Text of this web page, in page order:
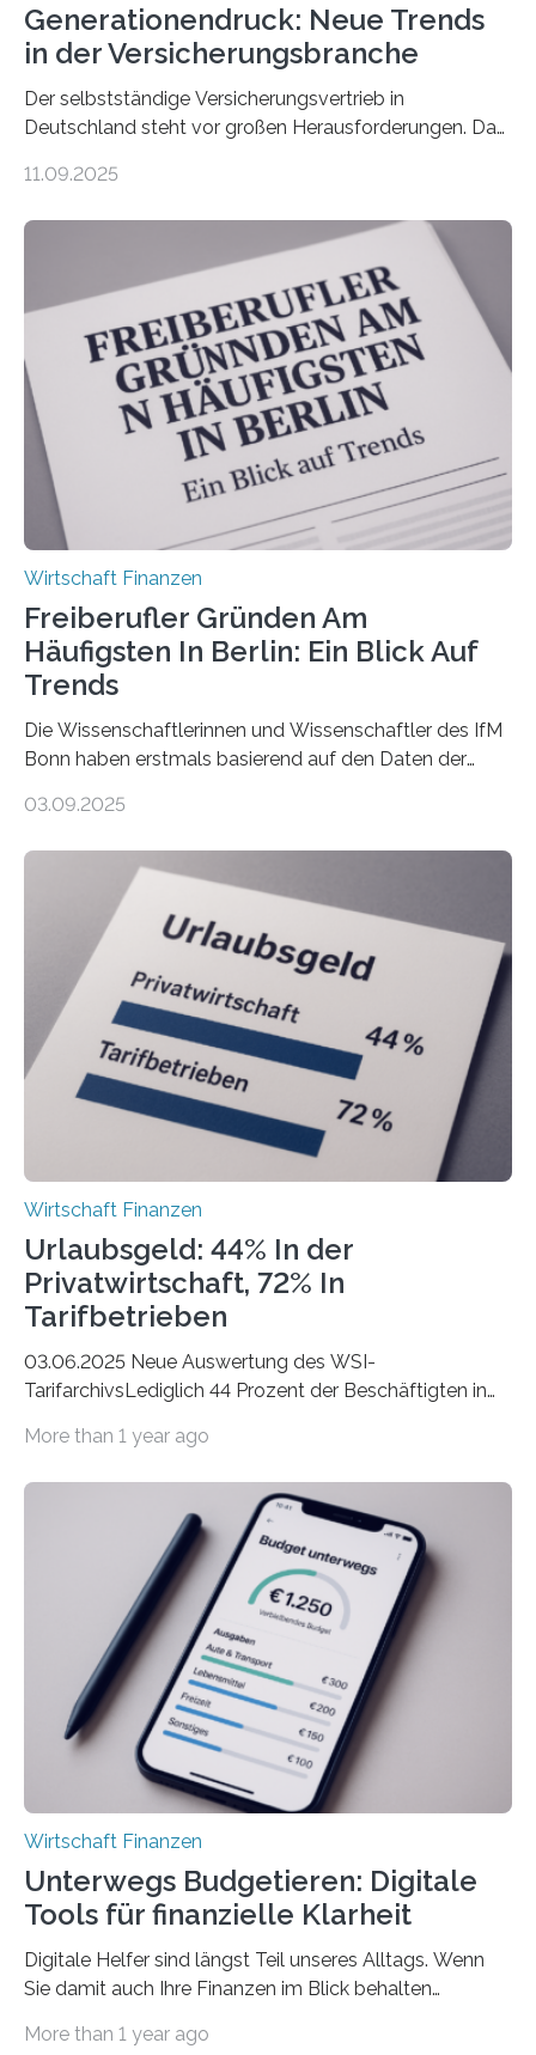
Generationendruck: Neue Trends
in der Versicherungsbranche
Der selbstständige Versicherungsvertrieb in
Deutschland steht vor großen Herausforderungen. Das
Dr. Matthias Beenken und Prof. Dr. Lukas Linnenbrink
Bundesverbands Deutscher Versicherungskaufleute e.V.
durchgeführt haben. Die Studie basiert auf den
Antworten von 1.440 selbstständigen
Versicherungsvertreter*innen und -makler*innen. Ein
Ergebnis: Deutlich mehr als die Hälfte der Befragten ist
über 50 Jahre alt und wird in den nächsten Jahren eine
Nachfolgeregelung benötigen. Aber nur ein Drittel hat
bereits Regelungen…
11.09.2025
Wirtschaft Finanzen
Freiberufler Gründen Am
Häufigsten In Berlin: Ein Blick Auf
Trends
Die Wissenschaftlerinnen und Wissenschaftler des IfM
Bonn haben erstmals basierend auf den Daten der
Landkreise mit den meisten Gründungen von
ist demnach Berlin. Betrachtet man nur die Gründungen
der Freiberuflerinnen, so liegt Leipzig an der Spitze. In
Berlin starteten in 2024 die meisten Personen in eine
eigene freiberufliche Existenz, dahinter folgten die
Städte Hamburg, München und Köln. Betrachtet man
hingegen die Existenzgründungsintensität – die Anzahl
der freiberuflichen Gründungen je…
03.09.2025
Wirtschaft Finanzen
Urlaubsgeld: 44% In der
Privatwirtschaft, 72% In
Tarifbetrieben
03.06.2025 Neue Auswertung des WSI-
TarifarchivsLediglich 44 Prozent der Beschäftigten in
tarifgebundenen Betrieben ist der Anteil mit 72 Prozent
Unterkünfte fast überall deutlich teurer geworden. Für
viele Beschäftigte ist deshalb das zumeist im Juni oder
Juli ausgezahlte Urlaubsgeld ein wichtiger Faktor, um
sich den wohlverdienten Jahresurlaub leisten zu
können. Allerdings erhält mit 44 Prozent noch nicht
einmal die Hälfte aller Beschäftigten in der
Privatwirtschaft Urlaubsgeld. Zu diesem…
More than 1 year ago
Wirtschaft Finanzen
Unterwegs Budgetieren: Digitale
Tools für finanzielle Klarheit
Digitale Helfer sind längst Teil unseres Alltags. Wenn
Sie damit auch Ihre Finanzen im Blick behalten
die genau das ermöglichen: Sie helfen Ihnen, Ausgaben
More than 1 year ago